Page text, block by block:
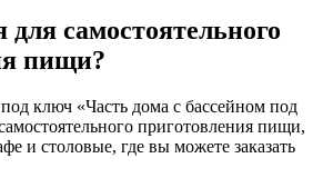
самостоятельного
пищи?
ключ «Часть дома с бассейном под
приготовления пищи,
и столовые, где вы можете заказать